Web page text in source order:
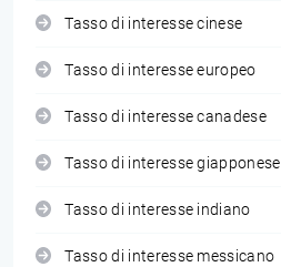
Tasso di interesse cinese
Tasso di interesse europeo
Tasso di interesse canadese
Tasso di interesse giapponese
Tasso di interesse indiano
Tasso di interesse messicano